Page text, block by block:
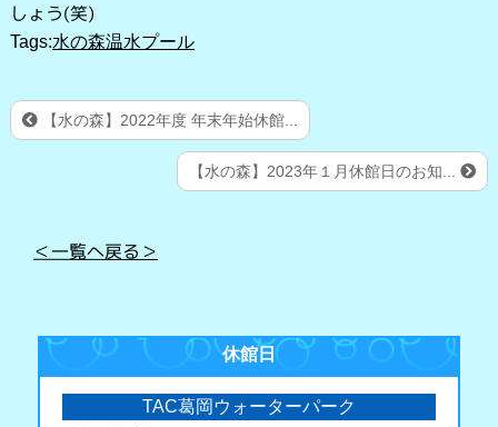
しょう(笑)
Tags:水の森温水プール
【水の森】2022年度 年末年始休館...
【水の森】2023年１月休館日のお知...
＜一覧へ戻る＞
休館日
TAC葛岡ウォーターパーク